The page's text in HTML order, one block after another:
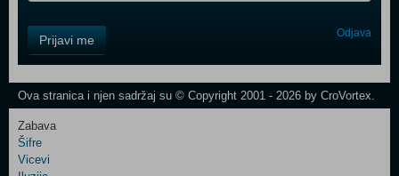
Field
One
Newsletter
Control
Field
Prijavi me Odjava
Ova stranica i njen sadržaj su © Copyright 2001 - 2026 by CroVortex.
Zabava
Šifre
Vicevi